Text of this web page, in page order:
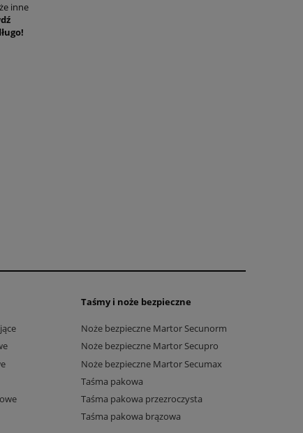
inne
Taśmy i noże bezpieczne
Noże bezpieczne Martor Secunorm
Noże bezpieczne Martor Secupro
Noże bezpieczne Martor Secumax
Taśma pakowa
Taśma pakowa przezroczysta
Taśma pakowa brązowa